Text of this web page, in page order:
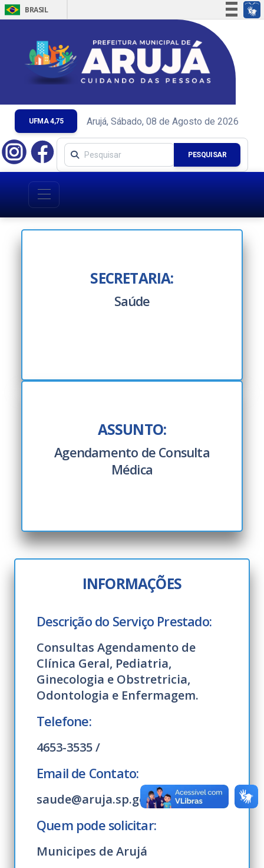
BRASIL
Simplifique!
Comunica BR
Participe
Acesso à informação
Canais
UFMA 4,75 Arujá, Sábado, 08 de Agosto de 2026
PESQUISAR
SECRETARIA:
Saúde
ASSUNTO:
Agendamento de Consulta
Médica
INFORMAÇÕES
Descrição do Serviço Prestado:
Consultas Agendamento de
Clínica Geral, Pediatria,
Ginecologia e Obstretricia,
Odontologia e Enfermagem.
Telefone:
4653-3535 /
Email de Contato:
saude@aruja.sp.gov.br /
Quem pode solicitar:
Municipes de Arujá